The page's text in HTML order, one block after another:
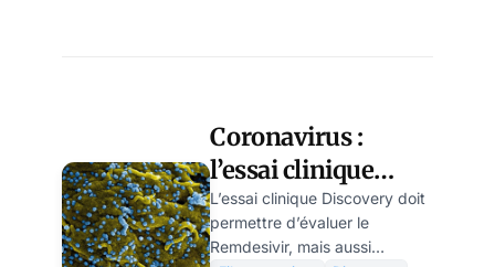
Coronavirus :
l’essai clinique
Discovery
cherche-t-il à
L’essai clinique Discovery doit
permettre d’évaluer le
Remdesivir, mais aussi